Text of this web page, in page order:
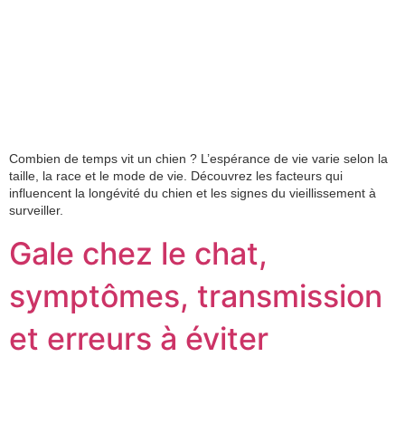
Combien de temps vit un chien ? L’espérance de vie varie selon la
taille, la race et le mode de vie. Découvrez les facteurs qui
influencent la longévité du chien et les signes du vieillissement à
surveiller.
Gale chez le chat,
symptômes, transmission
et erreurs à éviter